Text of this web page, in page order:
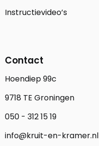
Instructievideo’s
Contact
Hoendiep 99c
9718 TE Groningen
050 - 312 15 19
info@kruit-en-kramer.nl